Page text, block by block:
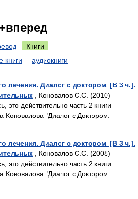
Книги
книги аудиокниги
лечения. Диалог с доктором. [В 3 ч.].
, Коновалов С.С. (2010)
это действительно часть 2 книги
Коновалова "Диалог с Доктором.
лечения. Диалог с доктором. [В 3 ч.].
, Коновалов С.С. (2008)
это действительно часть 2 книги
Коновалова "Диалог с Доктором.